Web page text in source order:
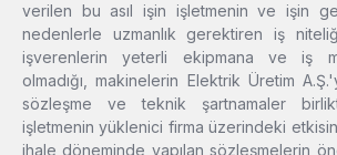
verilen bu asıl işin işletmenin ve işin
nedenlerle uzmanlık gerektiren iş
işverenlerin yeterli ekipmana ve iş
olmadığı, makinelerin Elektrik Üretim
sözleşme ve teknik şartnamaler
işletmenin yüklenici firma üzerindeki
ihale döneminde yapılan sözleşmelerin